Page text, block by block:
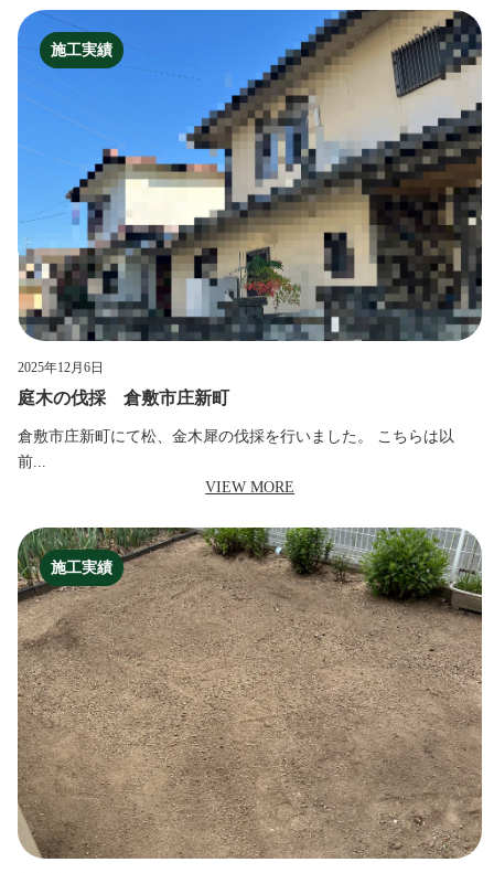
施工実績
2025年12月6日
庭木の伐採 倉敷市庄新町
倉敷市庄新町にて松、金木犀の伐採を行いました。 こちらは以
前...
VIEW MORE
施工実績